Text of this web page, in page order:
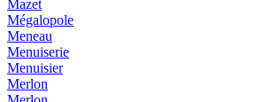
Mazet
Mégalopole
Meneau
Menuiserie
Menuisier
Merlon